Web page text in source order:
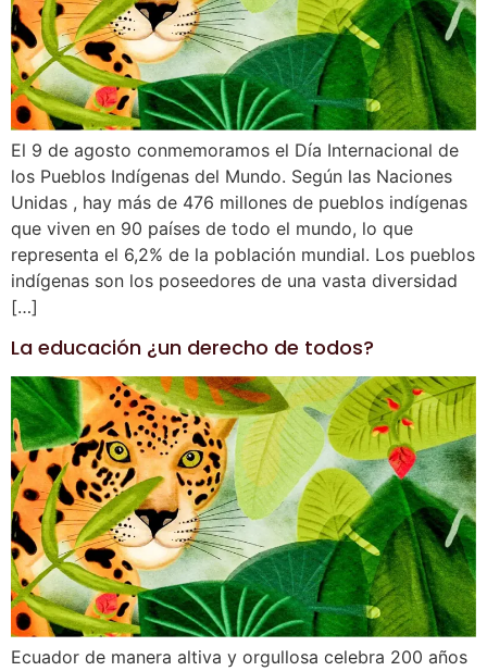
El 9 de agosto conmemoramos el Día Internacional de
los Pueblos Indígenas del Mundo. Según las Naciones
Unidas , hay más de 476 millones de pueblos indígenas
que viven en 90 países de todo el mundo, lo que
representa el 6,2% de la población mundial. Los pueblos
indígenas son los poseedores de una vasta diversidad
[…]
La educación ¿un derecho de todos?
Ecuador de manera altiva y orgullosa celebra 200 años